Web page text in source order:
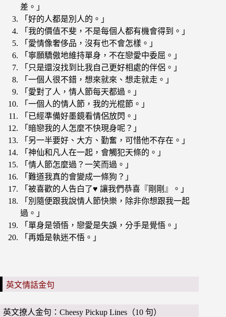
差。」
「好的人都是別人的。」
「我的價值不斐，不是每個人都有機會得到。」
「愛情像奢侈品，沒有也不會怎樣。」
「寧願驕傲地維持單身，不在戀愛中委屈。」
「只是還沒找到比我自己更好相處的伴侶。」
「一個人很不錯，想來就來、想走就走。」
「愛對了人，情人節每天都過。」
「一個人的情人節，我的光棍節。」
「已經準備好墨鏡看情侶放閃。」
「暗戀我的人怎麼不快現身呢？」
「另一半要好、大方、勤奮，可惜他不存在。」
「神仙和凡人在一起，會觸犯天條的。」
「情人節怎麼過？一笑而過。」
「難道我真的會變成一條狗？」
「被喜歡的人告白了♥ 讓我們恭喜『剛剛』。」
「別隨便跟我說情人節快樂，除非你想跟我一起
過。」
「單身是領悟，戀愛是失誤，分手是覺悟。」
「再婚是執迷不悟。」
英文情話金句
英文撩人金句：Cheesy Pickup Lines（10 句）